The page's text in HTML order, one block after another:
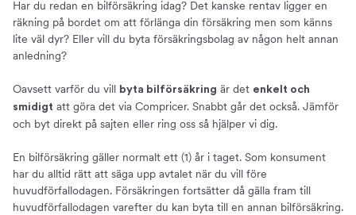
Har du redan en bilförsäkring idag? Det kanske rentav ligger en
räkning på bordet om att förlänga din försäkring men som känns
lite väl dyr? Eller vill du byta försäkringsbolag av någon helt annan
anledning?
Oavsett varför du vill byta bilförsäkring är det enkelt och
smidigt att göra det via Compricer. Snabbt går det också. Jämför
och byt direkt på sajten eller ring oss så hjälper vi dig.
En bilförsäkring gäller normalt ett (1) år i taget. Som konsument
har du alltid rätt att säga upp avtalet när du vill före
huvudförfallodagen. Försäkringen fortsätter då gälla fram till
huvudförfallodagen varefter du kan byta till en annan bilförsäkring.